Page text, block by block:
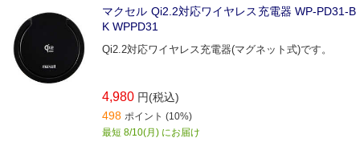
マクセル Qi2.2対応ワイヤレス充電器 WP-PD31-B
K WPPD31
Qi2.2対応ワイヤレス充電器(マグネット式)です。
4,980 円(税込)
498 ポイント (10%)
最短 8/10(月) にお届け